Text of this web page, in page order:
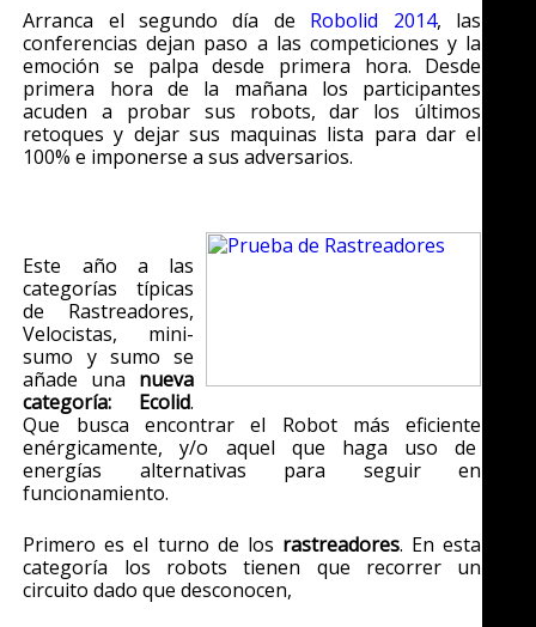
Arranca el segundo día de Robolid 2014, las
conferencias dejan paso a las competiciones y la
emoción se palpa desde primera hora. Desde
primera hora de la mañana los participantes
acuden a probar sus robots, dar los últimos
retoques y dejar sus maquinas lista para dar el
100% e imponerse a sus adversarios.
Este año a las
categorías típicas
de Rastreadores,
Velocistas, mini-
sumo y sumo se
añade una nueva
categoría: Ecolid.
Que busca encontrar el Robot más eficiente
enérgicamente, y/o aquel que haga uso de
energías alternativas para seguir en
funcionamiento.
Primero es el turno de los rastreadores. En esta
categoría los robots tienen que recorrer un
circuito dado que desconocen,